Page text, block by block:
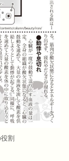
割